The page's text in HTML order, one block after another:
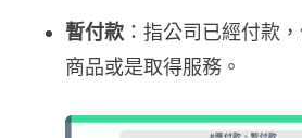
暫付款 ：指公司已經付款
商品或是取得服務。